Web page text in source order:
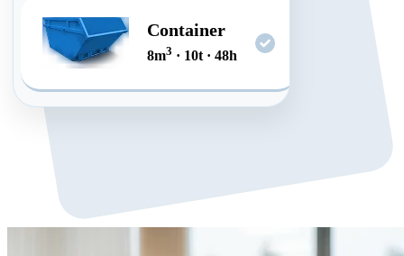
Container
8m3 · 10t · 48h